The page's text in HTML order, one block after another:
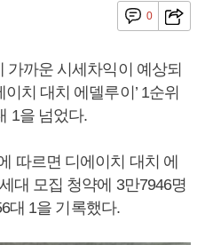
0
가까운 시세차익이 예상되
치 대치 에델루이’ 1순위
1을 넘었다.
따르면 디에이치 대치 에
대 모집 청약에 3만7946명
대 1을 기록했다.